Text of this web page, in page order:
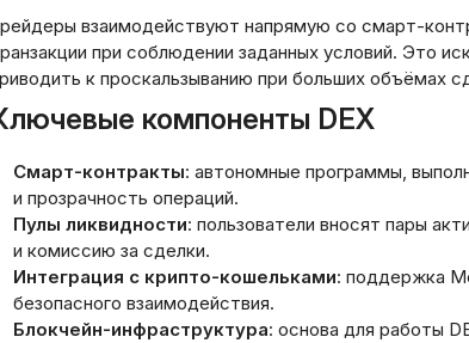
взаимодействуют напрямую со смарт-
при соблюдении заданных условий. Это
к проскальзыванию при больших объёмах
компоненты DEX
Смарт-контракты: автономные программы,
и прозрачность операций.
Пулы ликвидности: пользователи вносят пары
и комиссию за сделки.
Интеграция с крипто-кошельками: поддержка
безопасного взаимодействия.
Блокчейн-инфраструктура: основа для работы